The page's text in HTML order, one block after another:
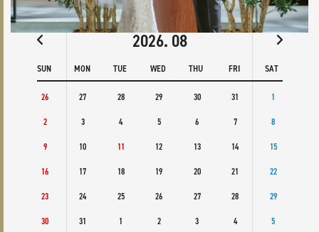
2026. 08
SUN MON TUE WED THU FRI SAT
26 27 28 29 30 31 1
2 3 4 5 6 7 8
9 10 11 12 13 14 15
16 17 18 19 20 21 22
23 24 25 26 27 28 29
30 31 1 2 3 4 5